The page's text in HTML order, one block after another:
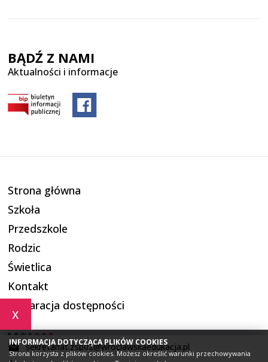
x
INFORMACJA DOTYCZĄCA PLIKÓW COOKIES
Strona korzysta z plików cookies. Możesz określić warunki przechowywania
sekretariat.zsp02@wroclawskaedukacja.pl
BĄDŹ Z NAMI
Aktualności i informacje
Strona główna
Szkoła
Przedszkole
Rodzic
Świetlica
Kontakt
Deklaracja dostępności